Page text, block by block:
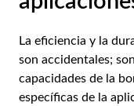
La eficiencia y la
son accidentales;
capacidades de la
específicas de la